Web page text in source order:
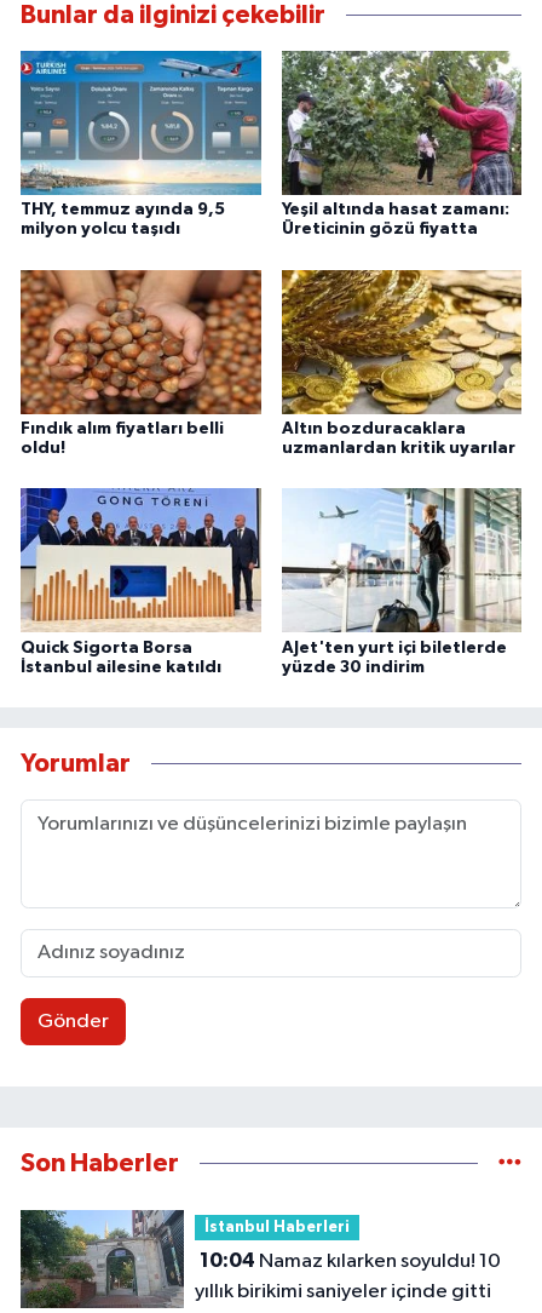
Bunlar da ilginizi çekebilir
THY, temmuz ayında 9,5
milyon yolcu taşıdı
Yeşil altında hasat zamanı:
Üreticinin gözü fiyatta
Fındık alım fiyatları belli
oldu!
Altın bozduracaklara
uzmanlardan kritik uyarılar
Quick Sigorta Borsa
İstanbul ailesine katıldı
AJet'ten yurt içi biletlerde
yüzde 30 indirim
Yorumlar
Gönder
Son Haberler
İstanbul Haberleri
10:04
yıllık birikimi saniyeler içinde gitti